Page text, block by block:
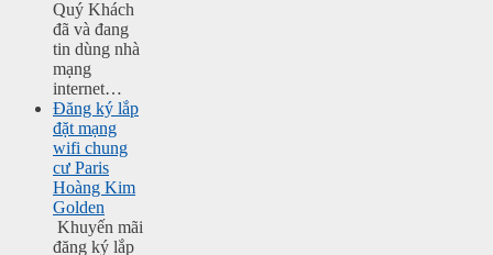
Quý Khách
đã và đang
tin dùng nhà
mạng
internet…
Đăng ký lắp
đặt mạng
wifi chung
cư Paris
Hoàng Kim
Golden
Khuyến mãi
đăng ký lắp